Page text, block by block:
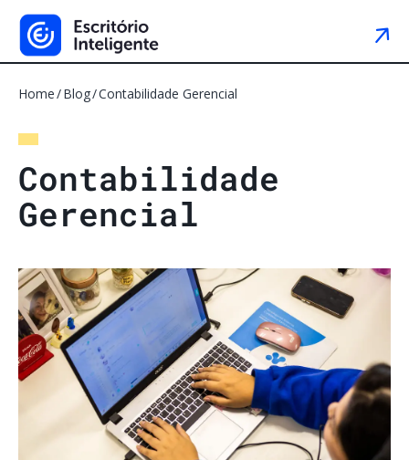
Home Blog Contabilidade Gerencial
Contabilidade
Gerencial